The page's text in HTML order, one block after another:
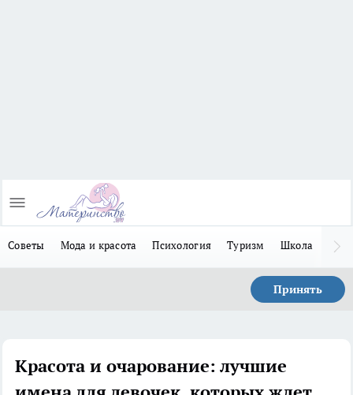
Советы Мода и красота Психология Туризм Школа
Принять
Красота и очарование: лучшие